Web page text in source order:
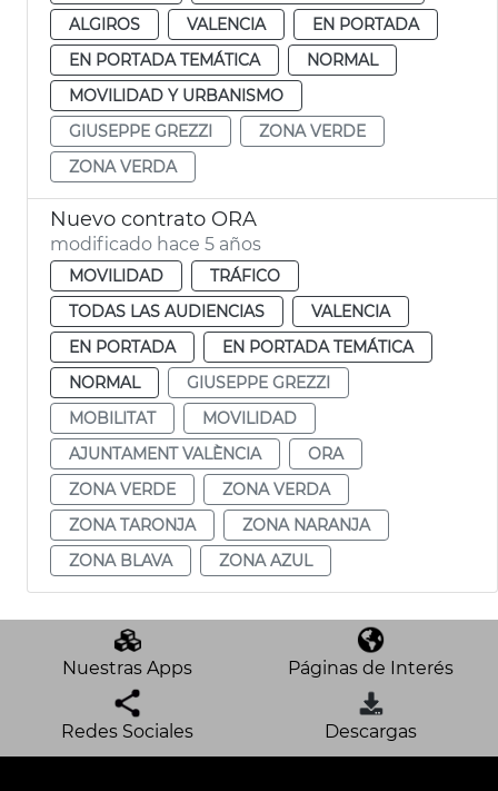
ALGIROS
VALENCIA
EN PORTADA
EN PORTADA TEMÁTICA
NORMAL
MOVILIDAD Y URBANISMO
GIUSEPPE GREZZI
ZONA VERDE
ZONA VERDA
Nuevo contrato ORA
modificado hace 5 años
MOVILIDAD
TRÁFICO
TODAS LAS AUDIENCIAS
VALENCIA
EN PORTADA
EN PORTADA TEMÁTICA
NORMAL
GIUSEPPE GREZZI
MOBILITAT
MOVILIDAD
AJUNTAMENT VALÈNCIA
ORA
ZONA VERDE
ZONA VERDA
ZONA TARONJA
ZONA NARANJA
ZONA BLAVA
ZONA AZUL
Nuestras Apps Páginas de Interés
Redes Sociales Descargas